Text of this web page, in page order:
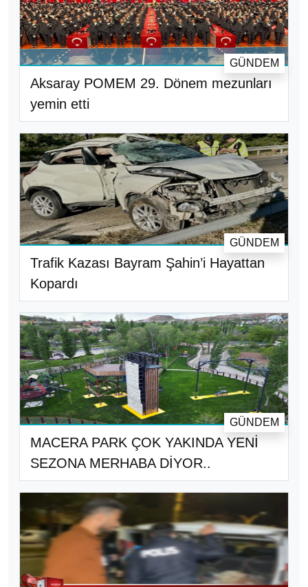
Aksaray POMEM 29. Dönem mezunları
yemin etti
GÜNDEM
Trafik Kazası Bayram Şahin’i Hayattan
Kopardı
GÜNDEM
MACERA PARK ÇOK YAKINDA YENİ
SEZONA MERHABA DİYOR..
GÜNDEM